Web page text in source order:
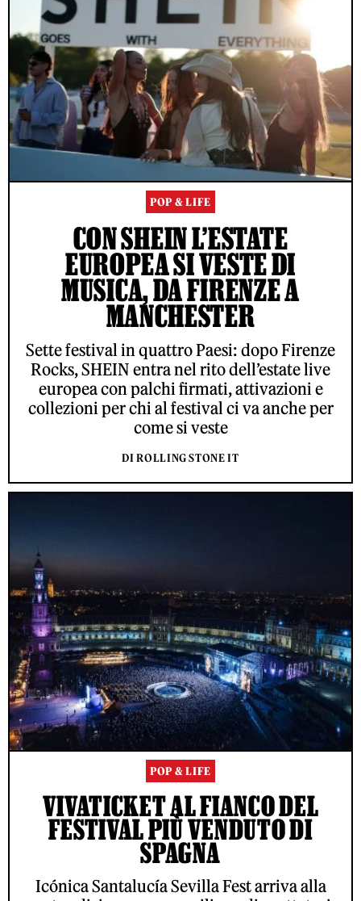
POP & LIFE
CON SHEIN L’ESTATE
EUROPEA SI VESTE DI
MUSICA, DA FIRENZE A
MANCHESTER
Sette festival in quattro Paesi: dopo Firenze
Rocks, SHEIN entra nel rito dell’estate live
europea con palchi firmati, attivazioni e
collezioni per chi al festival ci va anche per
come si veste
DI ROLLING STONE IT
POP & LIFE
VIVATICKET AL FIANCO DEL
FESTIVAL PIÙ VENDUTO DI
SPAGNA
Icónica Santalucía Sevilla Fest arriva alla